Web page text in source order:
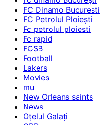
FC Dinamo Bucuresti
FC Petrolul Ploiești
Fc petrolul ploiesti
Fc rapid
FCSB
Football
Lakers
Movies
mu
New Orleans saints
News
Oțelul Galați